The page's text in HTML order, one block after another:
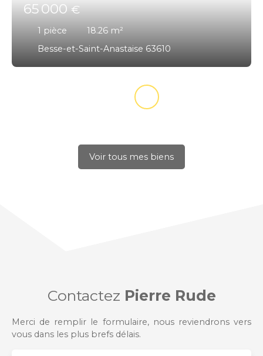
65 000€
1 pièce 18.26 m²
Besse-et-Saint-Anastaise 63610
Voir tous mes biens
Contactez Pierre Rude
Merci de remplir le formulaire, nous reviendrons vers
vous dans les plus brefs délais.